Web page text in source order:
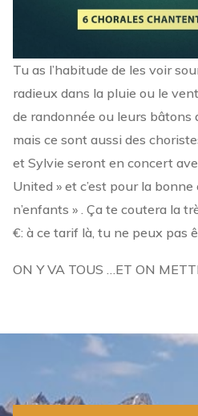
Tu as l’habitude de les voir
radieux dans la pluie ou le
de randonnée ou leurs bâtons
mais ce sont aussi des
et Sylvie seront en concert
United » et c’est pour la
n’enfants » . Ça te coutera la
€: à ce tarif là, tu ne peux pas
ON Y VA TOUS …ET ON